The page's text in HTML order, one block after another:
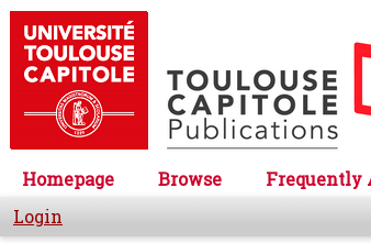
Homepage Browse Frequently
Login